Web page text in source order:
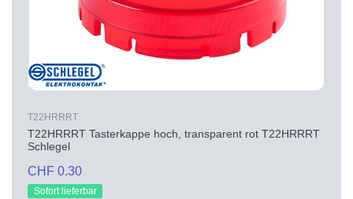
T22HRRRT
T22HRRRT Tasterkappe hoch, transparent rot T22HRRRT
Schlegel
CHF 0.30
Sofort lieferbar